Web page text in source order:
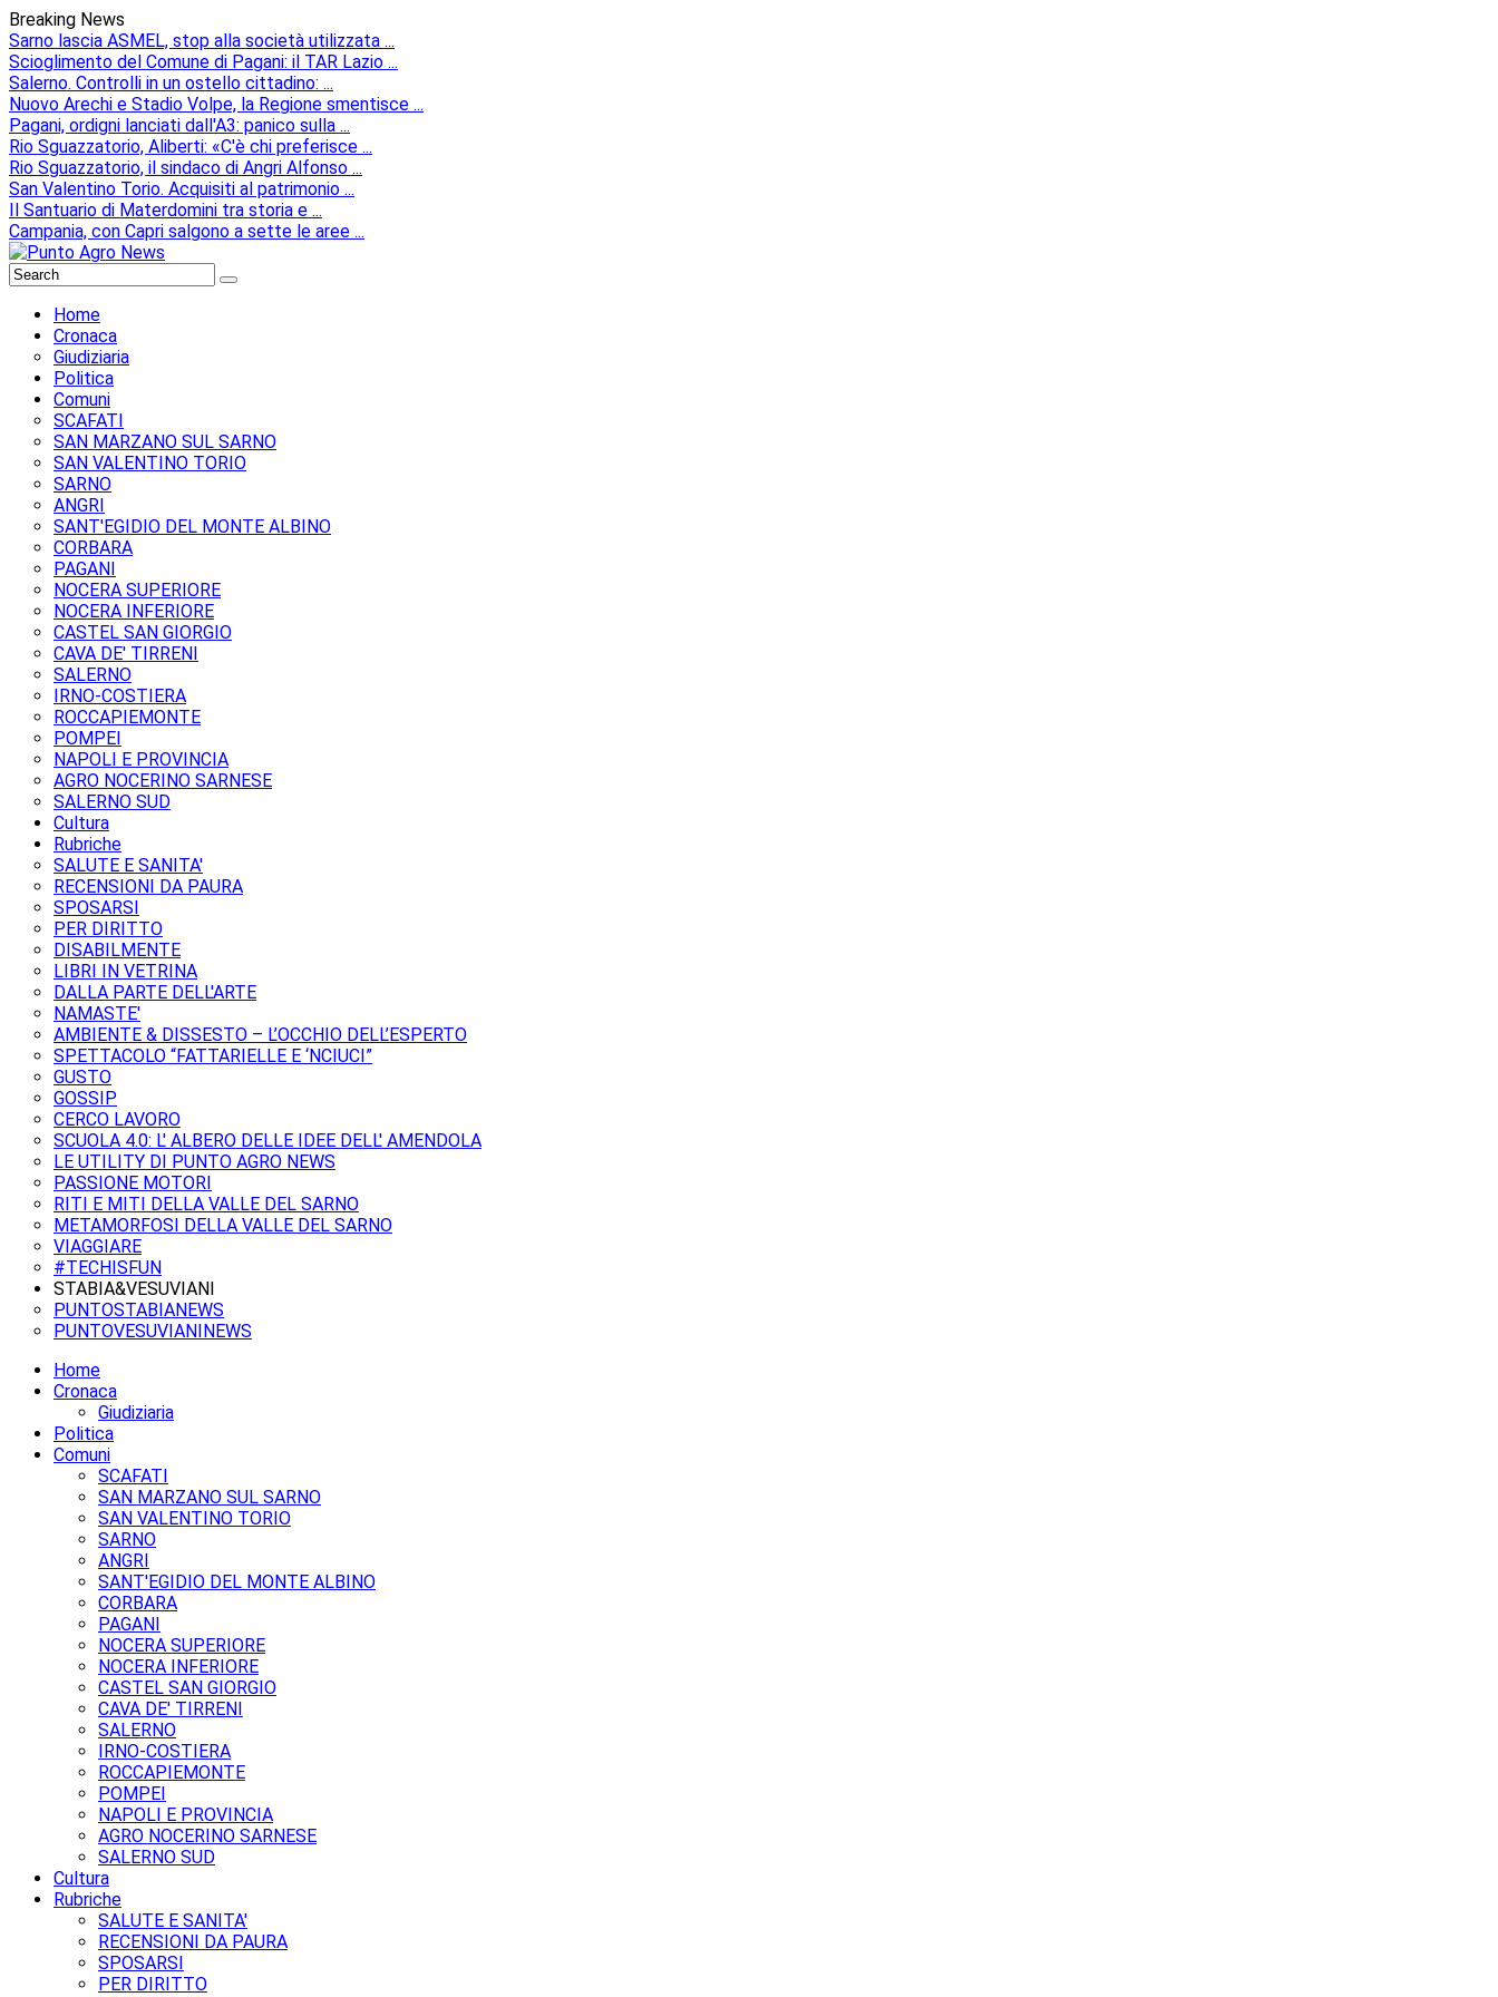
Breaking News
Sarno lascia ASMEL, stop alla società utilizzata ...
Scioglimento del Comune di Pagani: il TAR Lazio ...
Salerno. Controlli in un ostello cittadino: ...
Nuovo Arechi e Stadio Volpe, la Regione smentisce ...
Pagani, ordigni lanciati dall'A3: panico sulla ...
Rio Sguazzatorio, Aliberti: «C'è chi preferisce ...
Rio Sguazzatorio, il sindaco di Angri Alfonso ...
San Valentino Torio. Acquisiti al patrimonio ...
Il Santuario di Materdomini tra storia e ...
Campania, con Capri salgono a sette le aree ...
Home
Cronaca
Giudiziaria
Politica
Comuni
SCAFATI
SAN MARZANO SUL SARNO
SAN VALENTINO TORIO
SARNO
ANGRI
SANT'EGIDIO DEL MONTE ALBINO
CORBARA
PAGANI
NOCERA SUPERIORE
NOCERA INFERIORE
CASTEL SAN GIORGIO
CAVA DE' TIRRENI
SALERNO
IRNO-COSTIERA
ROCCAPIEMONTE
POMPEI
NAPOLI E PROVINCIA
AGRO NOCERINO SARNESE
SALERNO SUD
Cultura
Rubriche
SALUTE E SANITA'
RECENSIONI DA PAURA
SPOSARSI
PER DIRITTO
DISABILMENTE
LIBRI IN VETRINA
DALLA PARTE DELL'ARTE
NAMASTE'
AMBIENTE & DISSESTO – L’OCCHIO DELL’ESPERTO
SPETTACOLO “FATTARIELLE E ‘NCIUCI”
GUSTO
GOSSIP
CERCO LAVORO
SCUOLA 4.0: L' ALBERO DELLE IDEE DELL' AMENDOLA
LE UTILITY DI PUNTO AGRO NEWS
PASSIONE MOTORI
RITI E MITI DELLA VALLE DEL SARNO
METAMORFOSI DELLA VALLE DEL SARNO
VIAGGIARE
#TECHISFUN
STABIA&VESUVIANI
PUNTOSTABIANEWS
PUNTOVESUVIANINEWS
Home
Cronaca
Giudiziaria
Politica
Comuni
SCAFATI
SAN MARZANO SUL SARNO
SAN VALENTINO TORIO
SARNO
ANGRI
SANT'EGIDIO DEL MONTE ALBINO
CORBARA
PAGANI
NOCERA SUPERIORE
NOCERA INFERIORE
CASTEL SAN GIORGIO
CAVA DE' TIRRENI
SALERNO
IRNO-COSTIERA
ROCCAPIEMONTE
POMPEI
NAPOLI E PROVINCIA
AGRO NOCERINO SARNESE
SALERNO SUD
Cultura
Rubriche
SALUTE E SANITA'
RECENSIONI DA PAURA
SPOSARSI
PER DIRITTO